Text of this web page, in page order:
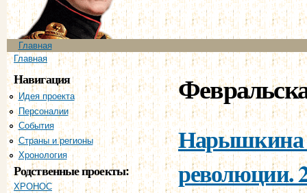
Главное меню
Главная
Вы здесь
Главная
Навигация
Идея проекта
Персоналии
События
Страны и регионы
Хронология
Родственные проекты:
ХРОНОС
Нарышкина
революции.